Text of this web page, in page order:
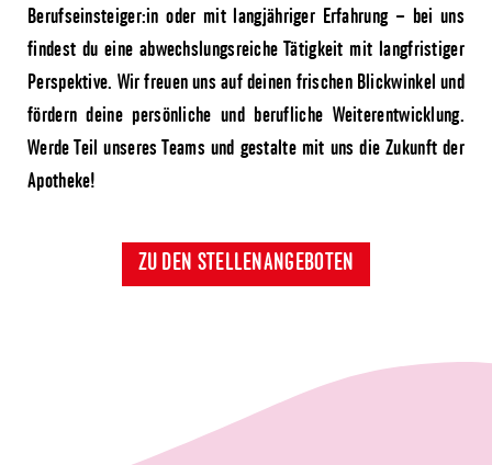
Berufseinsteiger:in oder mit langjähriger Erfahrung – bei uns
findest du eine abwechslungsreiche Tätigkeit mit langfristiger
Perspektive. Wir freuen uns auf deinen frischen Blickwinkel und
fördern deine persönliche und berufliche Weiterentwicklung.
Werde Teil unseres Teams und gestalte mit uns die Zukunft der
Apotheke!
ZU DEN STELLENANGEBOTEN